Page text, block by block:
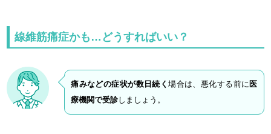
線維筋痛症かも…どうすればいい？
痛みなどの症状が数日続く場合は、悪化する前に 医
療機関で受診しましょう。